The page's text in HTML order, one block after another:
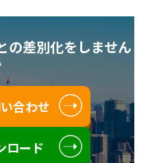
の差別化をしません
合わせ
ロード